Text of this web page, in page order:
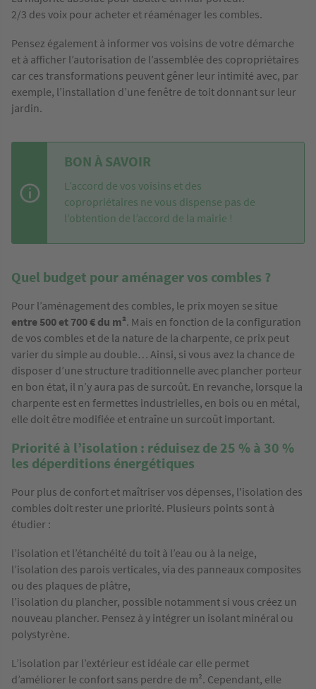
2/3 des voix pour acheter et réaménager les combles.
Pensez également à informer vos voisins de votre démarche
et à afficher l’autorisation de l’assemblée des copropriétaires
car ces transformations peuvent gêner leur intimité avec, par
exemple, l’installation d’une fenêtre de toit donnant sur leur
jardin.
BON À SAVOIR
L’accord de vos voisins et des
copropriétaires ne vous dispense pas de
l’obtention de l’accord de la mairie !
Quel budget pour aménager vos combles ?
Pour l’aménagement des combles, le prix moyen se situe
entre 500 et 700 € du m². Mais en fonction de la configuration
de vos combles et de la nature de la charpente, ce prix peut
varier du simple au double… Ainsi, si vous avez la chance de
disposer d’une structure traditionnelle avec plancher porteur
en bon état, il n’y aura pas de surcoût. En revanche, lorsque la
charpente est en fermettes industrielles, en bois ou en métal,
elle doit être modifiée et entraîne un surcoût important.
Priorité à l’isolation : réduisez de 25 % à 30 %
les déperditions énergétiques
Pour plus de confort et maîtriser vos dépenses, l'isolation des
combles doit rester une priorité. Plusieurs points sont à
étudier :
l’isolation et l’étanchéité du toit à l’eau ou à la neige,
l’isolation des parois verticales, via des panneaux composites
ou des plaques de plâtre,
l’isolation du plancher, possible notamment si vous créez un
nouveau plancher. Pensez à y intégrer un isolant minéral ou
polystyrène.
L’isolation par l’extérieur est idéale car elle permet
d’améliorer le confort sans perdre de m². Cependant, elle